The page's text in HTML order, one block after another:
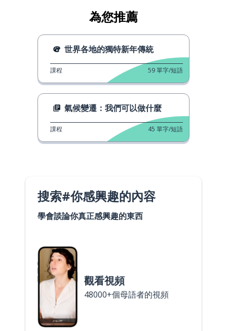
為您推薦
世界各地的獨特新年傳統
課程 59單字/短語
氣候變遷：我們可以做什麼
課程 45 單字/短語
搜索#你感興趣的內容
學會談論你真正感興趣的東西
觀看視頻
48000+個母語者的視頻